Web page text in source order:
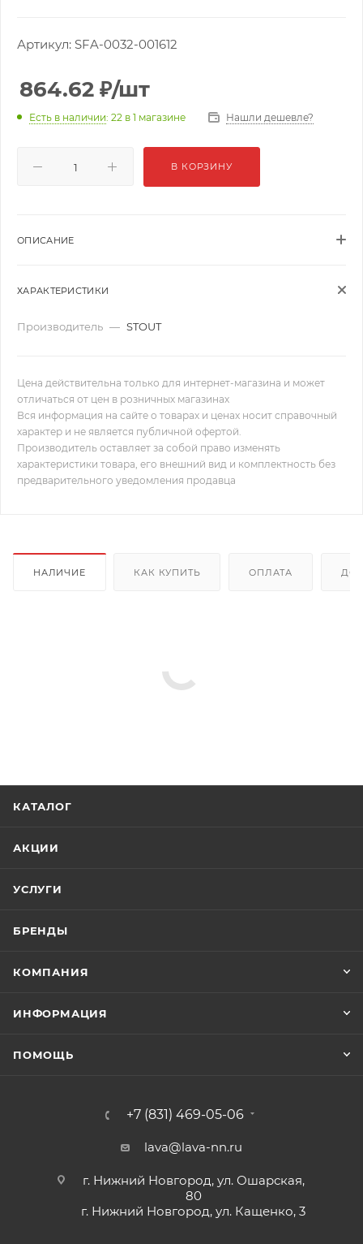
Артикул: SFA-0032-001612
864.62 ₽/шт
Есть в наличии: 22 в 1 магазине Нашли дешевле?
В КОРЗИНУ
ОПИСАНИЕ
ХАРАКТЕРИСТИКИ
Производитель — STOUT
Цена действительна только для интернет-магазина и может
отличаться от цен в розничных магазинах
Вся информация на сайте о товарах и ценах носит справочный
характер и не является публичной офертой.
Производитель оставляет за собой право изменять
характеристики товара, его внешний вид и комплектность без
предварительного уведомления продавца
НАЛИЧИЕ КАК КУПИТЬ ОПЛАТА
КАТАЛОГ
АКЦИИ
УСЛУГИ
БРЕНДЫ
КОМПАНИЯ
ИНФОРМАЦИЯ
ПОМОЩЬ
+7 (831) 469-05-06
lava@lava-nn.ru
г. Нижний Новгород, ул. Ошарская,
80
г. Нижний Новгород, ул. Кащенко, 3